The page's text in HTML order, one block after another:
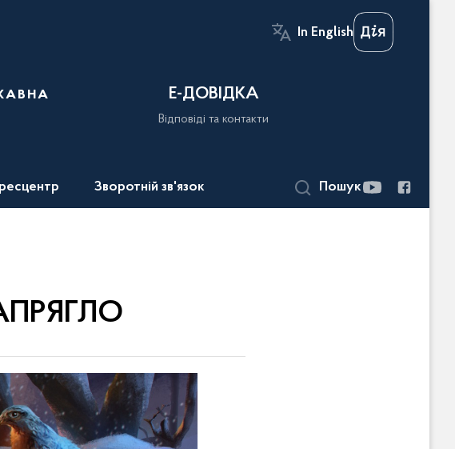
In English
Е-ДОВІДКА
Відповіді та контакти
Зворотній зв'язок Пошук